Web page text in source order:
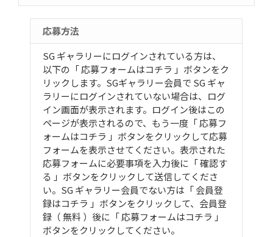
応募方法
SG ギャラリーにログインされている方は、
以下の「 応募フォームはコチラ 」ボタンをク
リックします。SGギャラリー会員で SG ギャ
ラリーにログインされていない場合は、ログ
イン画面が表示されます。ログイン後はこの
ページが表示されるので、もう一度「 応募フ
ォームはコチラ 」ボタンをクリックして応募
フォームを表示させてください。表示された
応募フォームに必要事項を入力後に「 確認す
る 」ボタンをクリックして送信してくださ
い。SG ギャラリー会員でない方は「 会員登
録はコチラ 」ボタンをクリックして、会員登
録（ 無料 ）後に「 応募フォームはコチラ 」
ボタンをクリックしてください。